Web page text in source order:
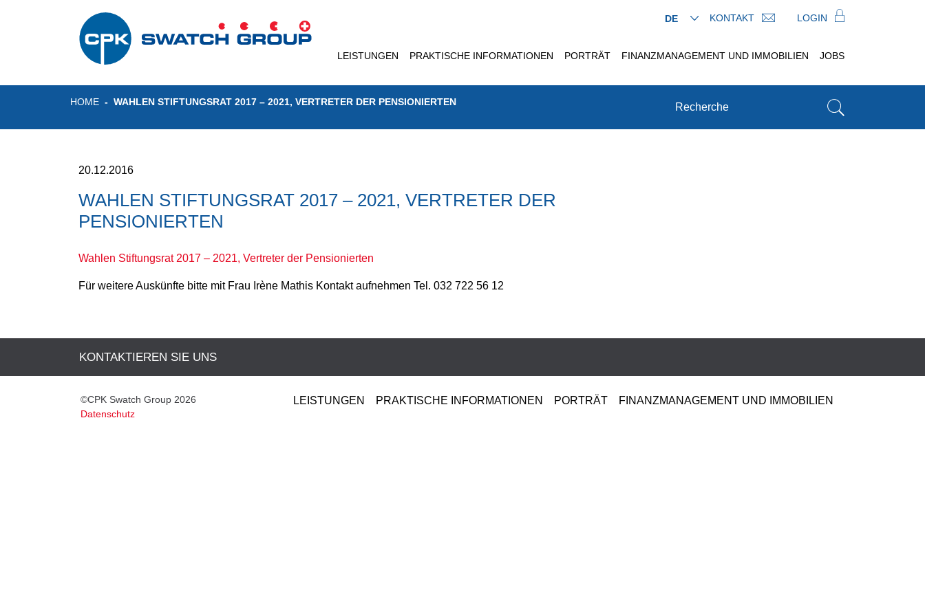
DE KONTAKT LOGIN
LEISTUNGEN PRAKTISCHE INFORMATIONEN PORTRÄT FINANZMANAGEMENT UND IMMOBILIEN JOBS
HOME WAHLEN STIFTUNGSRAT 2017 – 2021, VERTRETER DER PENSIONIERTEN
20.12.2016
WAHLEN STIFTUNGSRAT 2017 – 2021, VERTRETER DER
PENSIONIERTEN
Wahlen Stiftungsrat 2017 – 2021, Vertreter der Pensionierten
Für weitere Auskünfte bitte mit Frau Irène Mathis Kontakt aufnehmen Tel. 032 722 56 12
KONTAKTIEREN SIE UNS
©CPK Swatch Group 2026
Datenschutz
LEISTUNGEN PRAKTISCHE INFORMATIONEN PORTRÄT FINANZMANAGEMENT UND IMMOBILIEN